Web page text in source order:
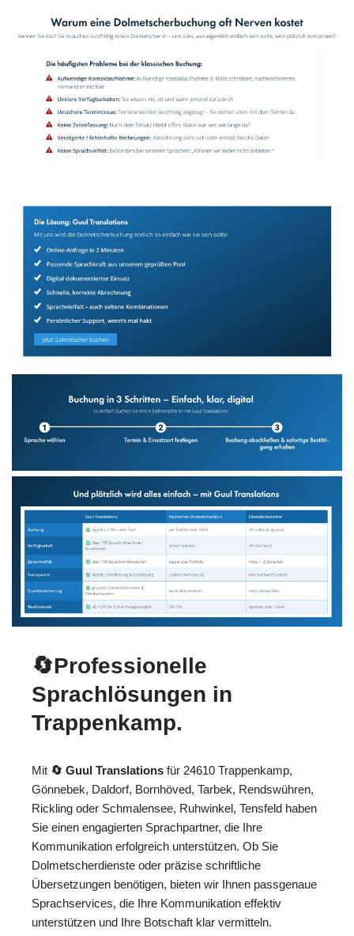
🔄Professionelle
Sprachlösungen in
Trappenkamp.
Mit 🔄 Guul Translations für 24610 Trappenkamp,
Gönnebek, Daldorf, Bornhöved, Tarbek, Rendswühren,
Rickling oder Schmalensee, Ruhwinkel, Tensfeld haben
Sie einen engagierten Sprachpartner, die Ihre
Kommunikation erfolgreich unterstützen. Ob Sie
Dolmetscherdienste oder präzise schriftliche
Übersetzungen benötigen, bieten wir Ihnen passgenaue
Sprachservices, die Ihre Kommunikation effektiv
unterstützen und Ihre Botschaft klar vermitteln.